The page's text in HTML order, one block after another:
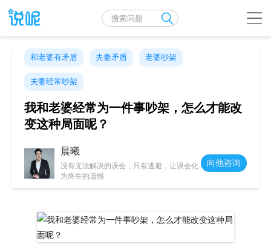
和老婆有矛盾 夫妻矛盾 老婆吵架
夫妻经常吵架
我和老婆经常为一件事吵架，怎么才能改
变这种局面呢？
晨曦
没有无法解决的误会，只有逃避，让误会化
为终生的遗憾
向他咨询